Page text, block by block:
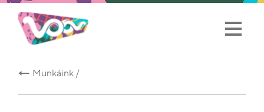
Munkáink /